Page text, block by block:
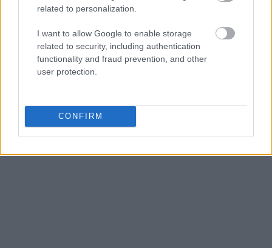
related to personalization.
I want to allow Google to enable storage
related to security, including authentication
functionality and fraud prevention, and other
user protection.
CONFIRM
Ο μπαμπάς που έγινε viral με τις φωτογραφίες του
Κάντεlikeστη σελίδα μας στοfacebookγια να
μαθαίνετε όλα τα νέα